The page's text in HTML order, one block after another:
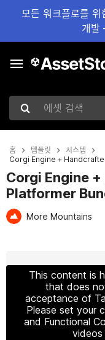
모든 워크플로를 위
개발
에셋 검색
홈 템플릿
시스템
Corgi Engine +
Corgi Engine
Platformer
More Mountains
This content is
that does
acceptance of
Please set your
and Functional
videos